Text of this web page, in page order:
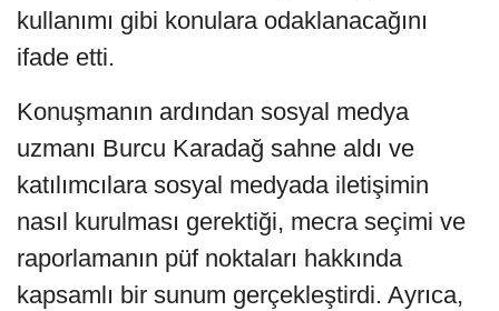
kullanımı gibi konulara odaklanacağını
ifade etti.
Konuşmanın ardından sosyal medya
uzmanı Burcu Karadağ sahne aldı ve
katılımcılara sosyal medyada iletişimin
nasıl kurulması gerektiği, mecra seçimi ve
raporlamanın püf noktaları hakkında
kapsamlı bir sunum gerçekleştirdi. Ayrıca,